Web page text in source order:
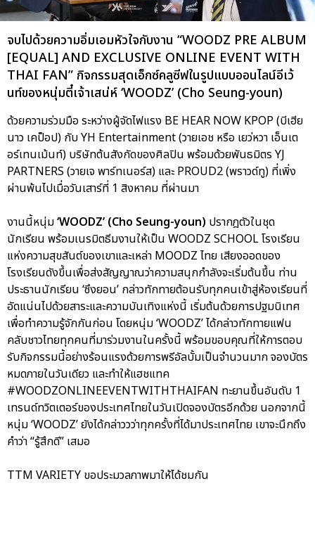
จบไปด้วยความอิ่มเอมหัวใจกับงาน “WOODZ PRE ALBUM
[EQUAL] AND EXCLUSIVE ONLINE EVENT WITH
THAI FAN” กิจกรรมสุดเอ็กซ์คลูซีฟในรูปแบบออนไลน์อีเว้
นท์ของหนุ่มตี๋เจ้าเสน่ห์ ‘WOODZ’ (Cho Seung-youn)
ด้วยความร่วมมือ ระหว่างผู้จัดไฟแรง BE HEAR NOW KPOP (บีเฮีย
นาว เคป็อป) กับ YH Entertainment (วายเอช หรือ เยว่หวา เอ็นเต
อร์เทนเม้นท์) บริษัทต้นสังกัดของศิลปิน พร้อมด้วยพันธมิตร YJ
PARTNERS (วายเจ พาร์ทเนอร์ส) และ PROUD2 (พราวด์ทู) ที่เพิ่ง
ผ่านพ้นไปเมื่อวันเสาร์ที่ 1 สิงหาคม ที่ผ่านมา
งานนี้หนุ่ม‘WOODZ’ (Cho Seung-youn) ปรากฎตัวในชุด
นักเรียน พร้อมเนรมิตธีมงานให้เป็น WOODZ SCHOOL โรงเรียน
แห่งความสุขสันต์ของเขาและเหล่า MOODZ ไทย เสียงออดของ
โรงเรียนดังขึ้นเพื่อส่งสัญญาณว่าความสนุกกำลังจะเริ่มต้นขึ้น ท่าน
ประธานนักเรียน ‘ซึงยอน’ กล่าวทักทายต้อนรับทุกคนเข้าสู่ห้องเรียนที่
อัดแน่นไปด้วยสาระและความบันเทิงแห่งนี้ เริ่มต้นด้วยการปฐมนิเทศ
เพื่อทำความรู้จักกันก่อน โดยหนุ่ม ‘WOODZ’ ได้กล่าวทักทายแฟน
คลับชาวไทยทุกคนที่มาร่วมงานในครั้งนี้ พร้อมขอบคุณที่ให้การตอบ
รับกิจกรรมนี้อย่างร้อนแรงด้วยการพรีอัลบั้มเป็นจำนวนมาก จองบัตร
หมดภายในวันเดียว และทำให้แฮชแทค
#WOODZONLINEEVENTWITHTHAIFAN ทะยานขึ้นอันดับ 1
เทรนด์ทวิตเตอร์ของประเทศไทยในวันเปิดจองบัตรอีกด้วย นอกจากนี้
หนุ่ม ‘WOODZ’ ยังได้กล่าววว่าทุกครั้งที่ได้มาประเทศไทย เขาจะนึกถึง
คำว่า “รู้สึกดี” เสมอ
TTM VARIETY ขอประมวลภาพมาให้ได้ชมกัน